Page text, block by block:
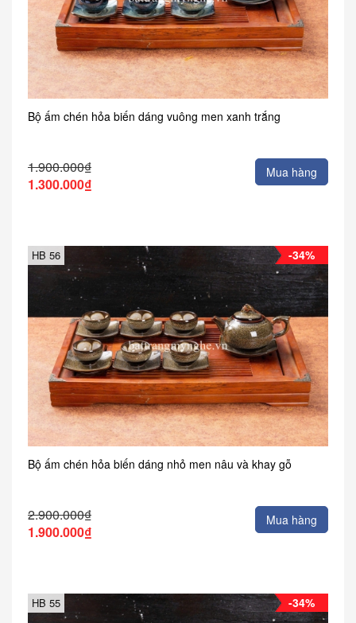
Bộ ấm chén hỏa biến dáng vuông men xanh trắng
1.900.000₫
1.300.000₫
Mua hàng
-34%
HB 56
Bộ ấm chén hỏa biến dáng nhỏ men nâu và khay gỗ
2.900.000₫
1.900.000₫
Mua hàng
-34%
HB 55